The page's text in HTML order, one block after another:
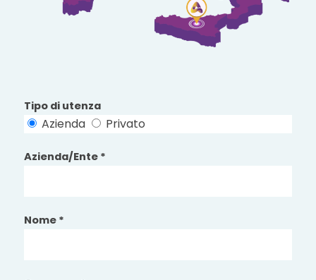
Tipo di utenza
Azienda Privato
Azienda/Ente *
Nome *